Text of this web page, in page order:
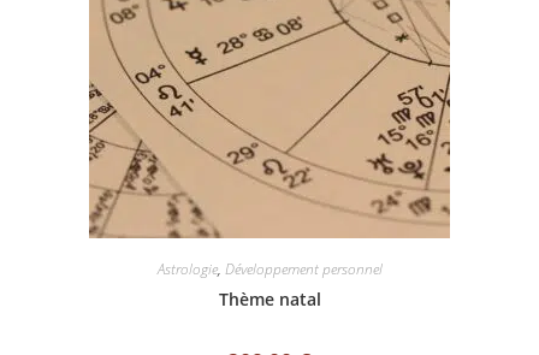
Astrologie, Développement personnel
Thème natal